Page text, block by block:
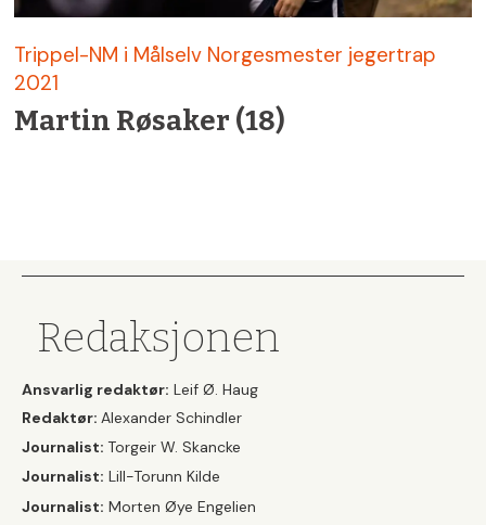
Trippel-NM i Målselv Norgesmester jegertrap
2021
Martin Røsaker (18)
Redaksjonen
Ansvarlig redaktør: Leif Ø. Haug
Redaktør: Alexander Schindler
Journalist: Torgeir W. Skancke
Journalist: Lill-Torunn Kilde
Journalist: Morten Øye Engelien